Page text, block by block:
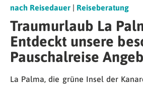
nach Reisedauer
Reiseberatung
Traumurlaub La
Entdeckt unsere
Pauschalreise
La Palma, die grüne Insel der